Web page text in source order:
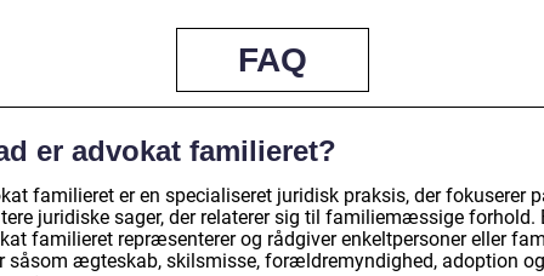
FAQ
er advokat familieret?
familieret er en specialiseret juridisk praksis, der fokuserer
juridiske sager, der relaterer sig til familiemæssige forhold.
familieret repræsenterer og rådgiver enkeltpersoner eller
såsom ægteskab, skilsmisse, forældremyndighed, adoption og